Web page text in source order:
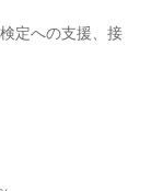
定への支援、接